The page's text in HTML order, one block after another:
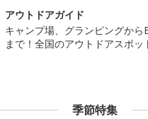
アウトドアガイド
キャンプ場、グランピングか
まで！全国のアウトドアスポッ
季節特集